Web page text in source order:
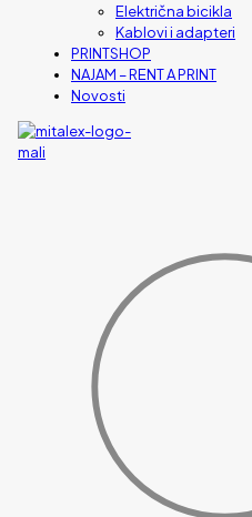
Električna bicikla
Kablovi i adapteri
PRINTSHOP
NAJAM – RENT A PRINT
Novosti